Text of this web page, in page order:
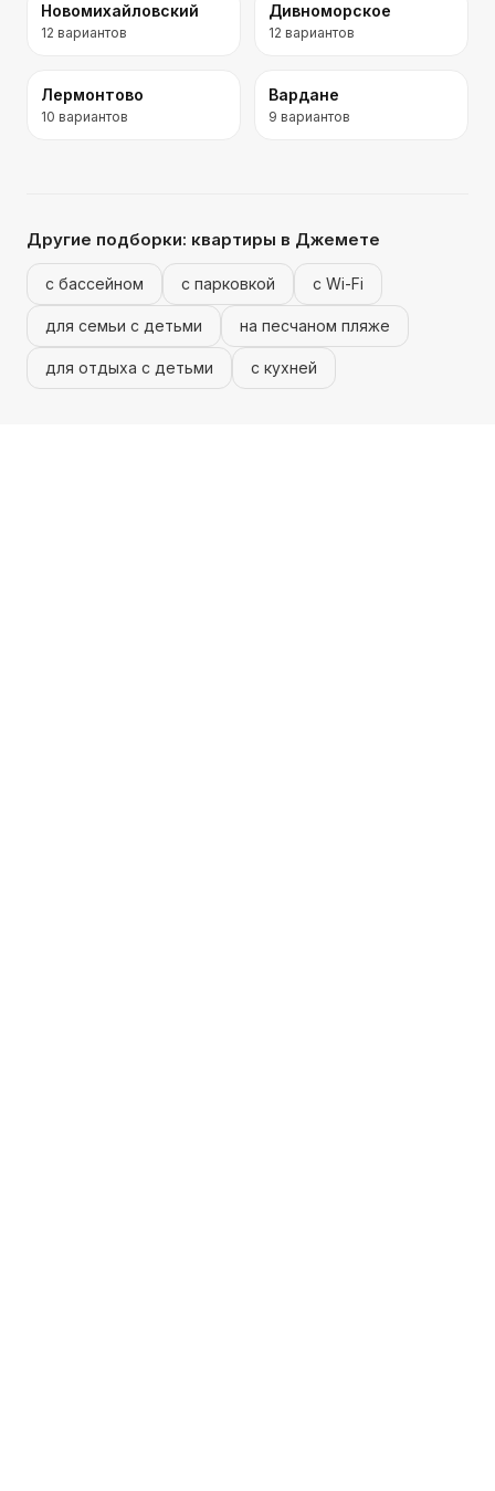
Новомихайловский
12 вариантов
Дивноморское
12 вариантов
Лермонтово
10 вариантов
Вардане
9 вариантов
Другие подборки: квартиры в Джемете
с бассейном с парковкой с Wi-Fi
для семьи с детьми на песчаном пляже
для отдыха с детьми с кухней